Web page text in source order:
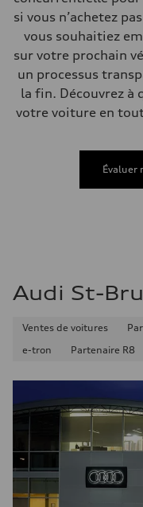
Poids
Poids à vide
—
Poids brut admissible
—
Volumes
Compartiment à bagages
—
Réservoir de carburant
Vitesse de pointe
Accélération de 0 à 100
Consommation combinée
10.2 l/100 km
si vous n’achetez
vous souhaitiez
sur votre prochain
un processus
la fin. Découvrez à
votre voiture en
Évaluer
Audi St-
Ventes de voitures
e-tron
Partenaire R8